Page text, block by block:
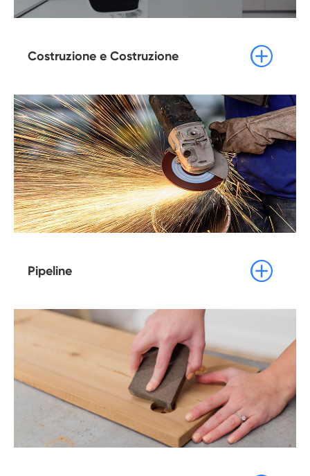
Costruzione e Costruzione 
Pipeline 